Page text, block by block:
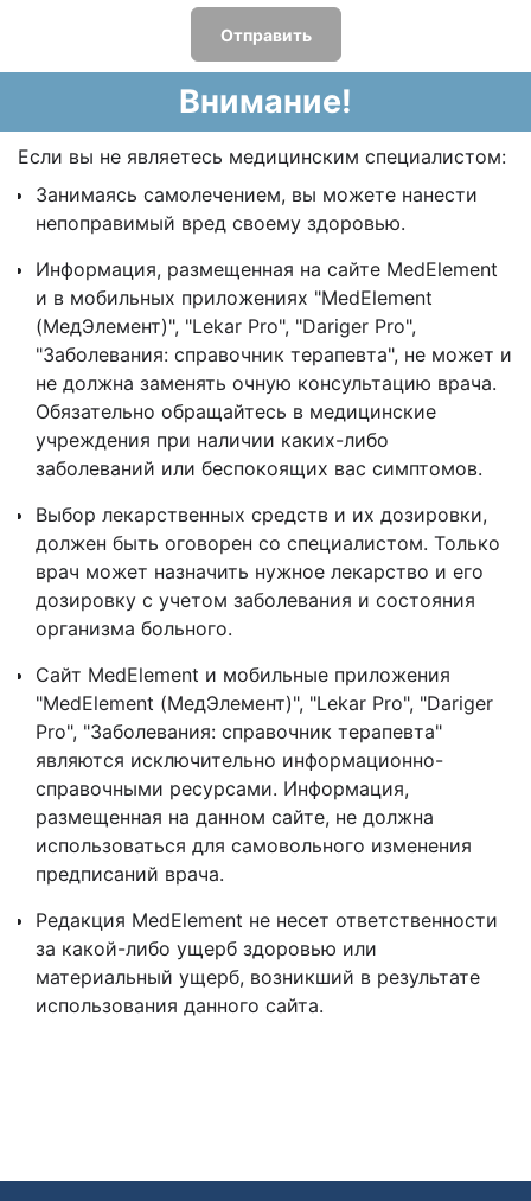
Отправить
Внимание!
Если вы не являетесь медицинским специалистом:
Занимаясь самолечением, вы можете нанести
непоправимый вред своему здоровью.
Информация, размещенная на сайте MedElement
и в мобильных приложениях "MedElement
(МедЭлемент)", "Lekar Pro", "Dariger Pro",
"Заболевания: справочник терапевта", не может и
не должна заменять очную консультацию врача.
Обязательно обращайтесь в медицинские
учреждения при наличии каких-либо
заболеваний или беспокоящих вас симптомов.
Выбор лекарственных средств и их дозировки,
должен быть оговорен со специалистом. Только
врач может назначить нужное лекарство и его
дозировку с учетом заболевания и состояния
организма больного.
Сайт MedElement и мобильные приложения
"MedElement (МедЭлемент)", "Lekar Pro", "Dariger
Pro", "Заболевания: справочник терапевта"
являются исключительно информационно-
справочными ресурсами. Информация,
размещенная на данном сайте, не должна
использоваться для самовольного изменения
предписаний врача.
Редакция MedElement не несет ответственности
за какой-либо ущерб здоровью или
материальный ущерб, возникший в результате
использования данного сайта.